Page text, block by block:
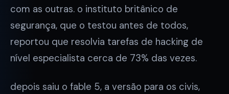
com as outras. o instituto britânico de
segurança, que o testou antes de todos,
reportou que resolvia tarefas de hacking de
nível especialista cerca de 73% das vezes.
depois saiu o fable 5, a versão para os civis,